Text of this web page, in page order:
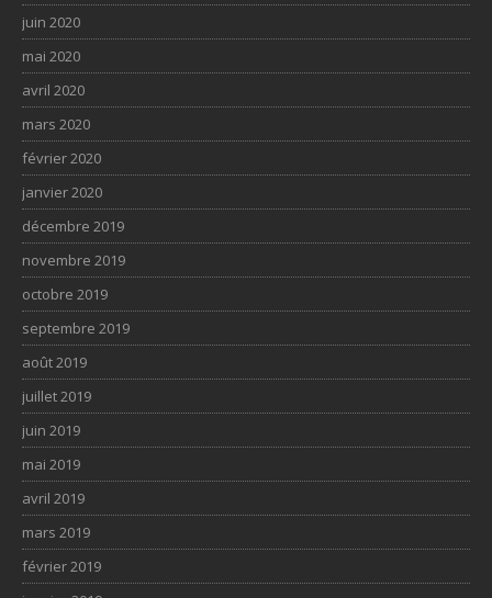
juin 2020
mai 2020
avril 2020
mars 2020
février 2020
janvier 2020
décembre 2019
novembre 2019
octobre 2019
septembre 2019
août 2019
juillet 2019
juin 2019
mai 2019
avril 2019
mars 2019
février 2019